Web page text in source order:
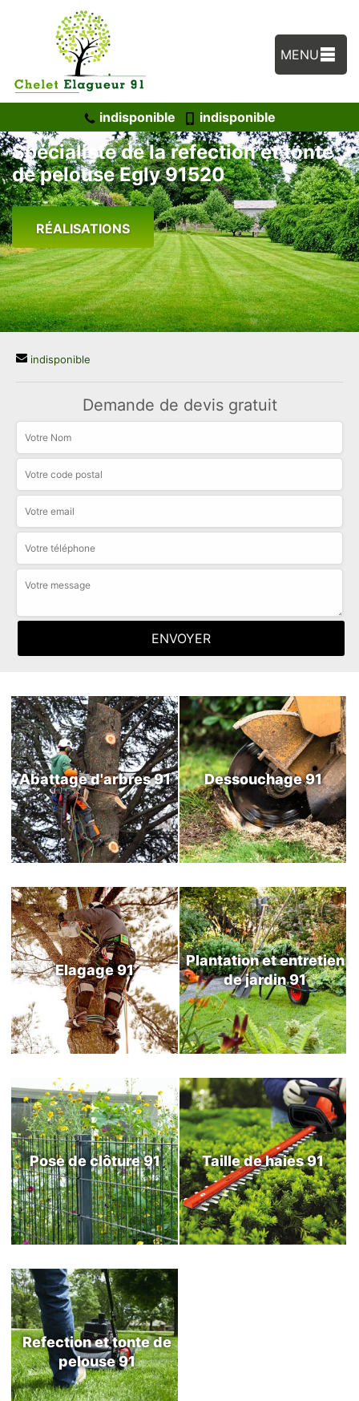
MENU
indisponible indisponible
Spécialiste de la refection et tonte
de pelouse Egly 91520
RÉALISATIONS
indisponible
Demande de devis gratuit
Abattage d'arbres 91 Dessouchage 91
Elagage 91
Plantation et entretien
de jardin 91
Pose de clôture 91 Taille de haies 91
Refection et tonte de
pelouse 91